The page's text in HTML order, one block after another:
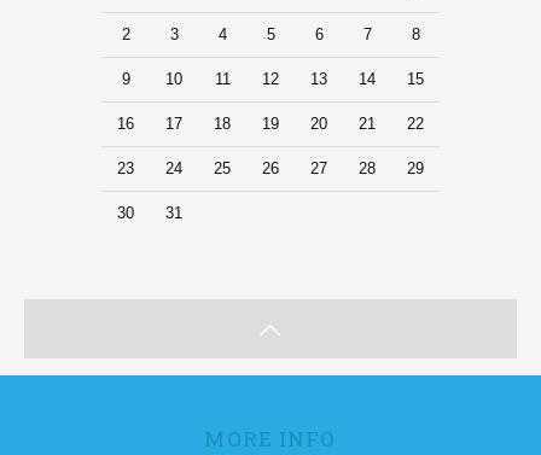
2 3 4 5 6 7 8
9 10 11 12 13 14 15
16 17 18 19 20 21 22
23 24 25 26 27 28 29
30 31
MORE INFO